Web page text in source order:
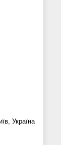
Україна